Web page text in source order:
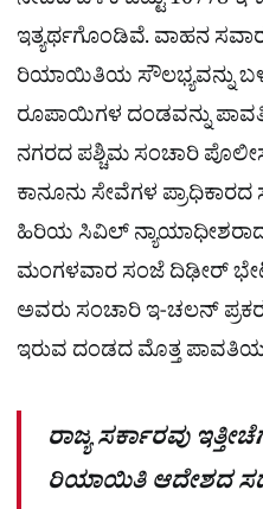
ಇತ್ಯರ್ಥಗೊಂಡಿವೆ. ವಾಹನ
ರಿಯಾಯಿತಿಯ ಸೌಲಭ್ಯವನ್ನು
ರೂಪಾಯಿಗಳ ದಂಡವನ್ನು
ನಗರದ ಪಶ್ಚಿಮ ಸಂಚಾರಿ
ಕಾನೂನು ಸೇವೆಗಳ
ಹಿರಿಯ ಸಿವಿಲ್
ಮಂಗಳವಾರ ಸಂಜೆ ದಿಢೀರ್
ಅವರು ಸಂಚಾರಿ ಇ-ಚಲನ್
ಇರುವ ದಂಡದ ಮೊತ್ತ
ರಾಜ್ಯ ಸರ್ಕಾರವು
ರಿಯಾಯಿತಿ ಆದೇಶದ